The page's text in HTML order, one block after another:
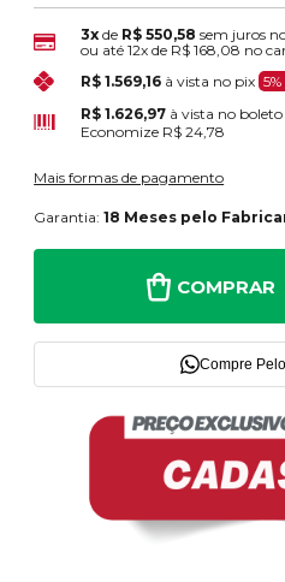
3x de R$ 550,58 sem juros
ou até12x de R$ 168,08 no
R$ 1.569,16 à vista no pix
R$ 1.626,97 à vista no boleto
Economize R$ 24,78
Mais formas de pagamento
Garantia:18 Meses pelo
COMPRAR
Compre